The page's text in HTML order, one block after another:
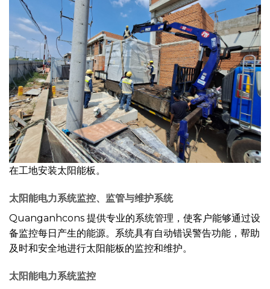
在工地安装太阳能板。
太阳能电力系统监控、监管与维护系统
Quanganhcons 提供专业的系统管理，使客户能够通过设
备监控每日产生的能源。系统具有自动错误警告功能，帮助
及时和安全地进行太阳能板的监控和维护。
太阳能电力系统监控